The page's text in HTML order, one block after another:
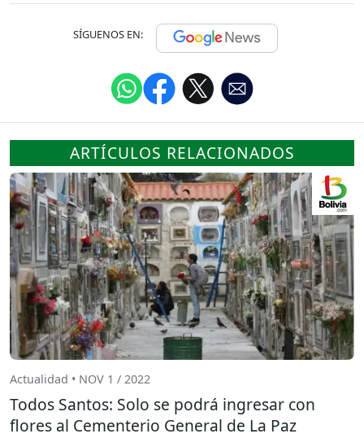
SÍGUENOS EN:
ARTÍCULOS RELACIONADOS
Actualidad • NOV 1 / 2022
Todos Santos: Solo se podrá ingresar con
flores al Cementerio General de La Paz